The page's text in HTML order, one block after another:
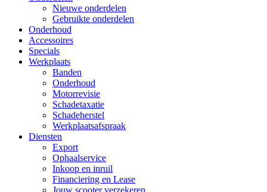
Nieuwe onderdelen
Gebruikte onderdelen
Onderhoud
Accessoires
Specials
Werkplaats
Banden
Onderhoud
Motorrevisie
Schadetaxatie
Schadeherstel
Werkplaatsafspraak
Diensten
Export
Ophaalservice
Inkoop en inruil
Financiering en Lease